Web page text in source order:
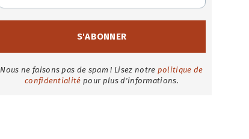
Nous ne faisons pas de spam ! Lisez notre politique de
confidentialité pour plus d'informations.